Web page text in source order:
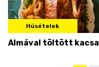
Húsételek
Almával töltött kacsa